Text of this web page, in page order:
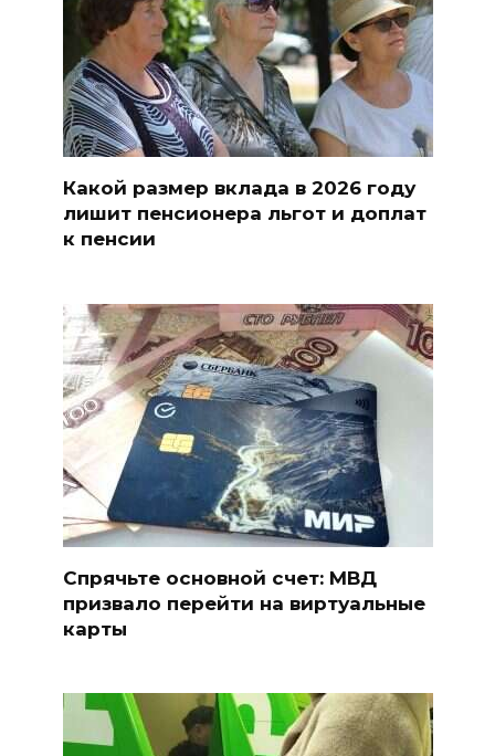
Какой размер вклада в 2026 году
лишит пенсионера льгот и доплат
к пенсии
Спрячьте основной счет: МВД
призвало перейти на виртуальные
карты